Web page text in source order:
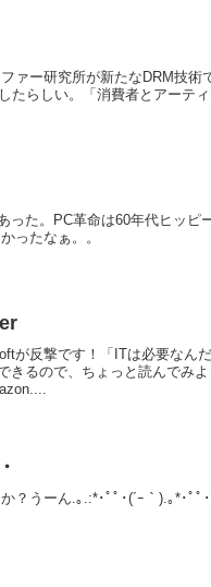
ァー研究所が新たなDRM技
たらしい。「消費者とアーテ
った。PC革命は60年代ヒッ
ったなぁ。。
が反撃です！「ITは必要なん
きるので、ちょっと読んでみ
？うーん.｡.:*･ﾟﾟ･(´ｰ｀).｡*･